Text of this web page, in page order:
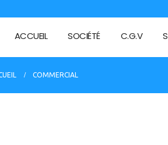
ACCUEIL SOCIÉTÉ C.G.V
COMMERCIAL